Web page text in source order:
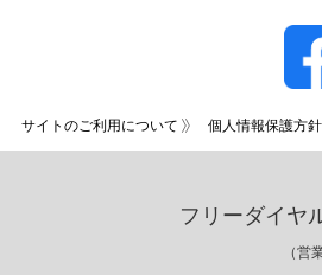
サイトのご利用について 個人情報保護方針
フリーダイヤ
（営